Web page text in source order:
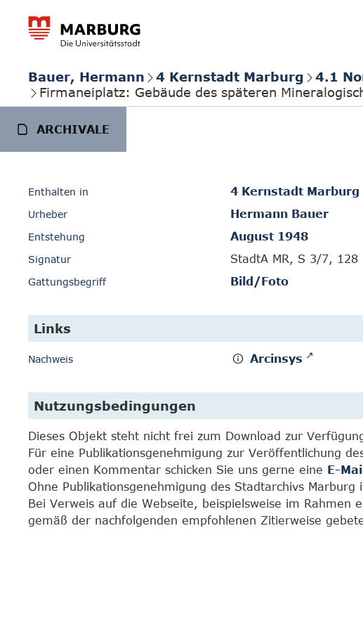
Bauer, Hermann 4 Kernstadt Marburg 4.1
Firmaneiplatz: Gebäude des späteren
ARCHIVALE
Enthalten in 4 Kernstadt Marburg
Urheber Hermann Bauer
Entstehung August 1948
Signatur StadtA MR, S 3/7, 128
Gattungsbegriff Bild/Foto
Links
Nachweis Arcinsys
Nutzungsbedingungen
Dieses Objekt steht nicht frei zum Download zur
Für eine Publikationsgenehmigung zur Veröffentlichung
oder einen Kommentar schicken Sie uns gerne eine E-Mail
Ohne Publikationsgenehmigung des Stadtarchivs
Bei Verweis auf die Webseite, beispielsweise im Rahmen
gemäß der nachfolgenden empfohlenen Zitierweise